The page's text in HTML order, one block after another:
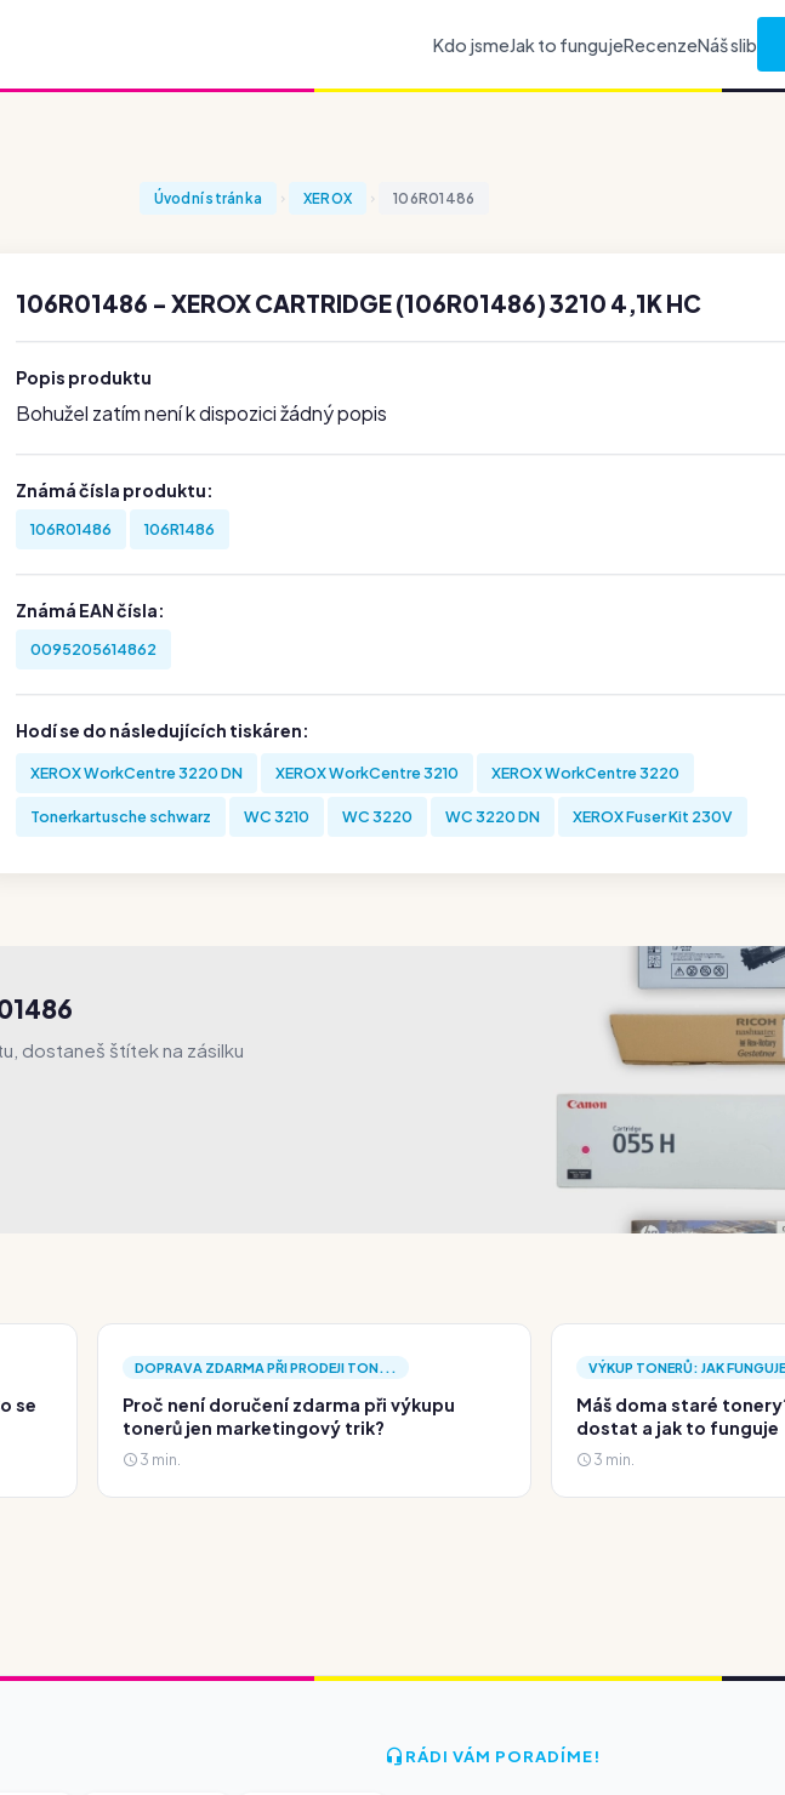
Kdo jsmeJak to fungujeRecenzeNáš slib
Úvodní stránka XEROX 106R01486
106R01486 - XEROX CARTRIDGE (106R01486) 3210 4,1K HC
Popis produktu
Bohužel zatím není k dispozici žádný popis
Známá čísla produktu:
106R01486 106R1486
Známá EAN čísla:
0095205614862
Hodí se do následujících tiskáren:
XEROX WorkCentre 3220 DN XEROX WorkCentre 3210 XEROX WorkCentre 3220
Tonerkartusche schwarz WC 3210 WC 3220 WC 3220 DN XEROX Fuser Kit 230V
dostaneš štítek na zásilku
se
DOPRAVA ZDARMA PŘI PRODEJI TON...
Proč není doručení zdarma při výkupu
tonerů jen marketingový trik?
3 min.
VÝKUP TONERŮ: JAK
Máš doma staré
dostat a jak to funguje
3 min.
RÁDI VÁM PORADÍME!